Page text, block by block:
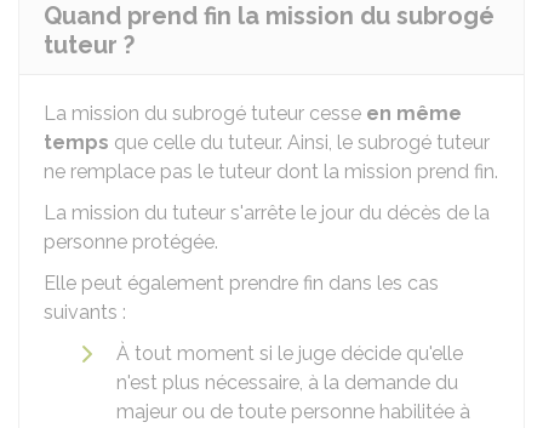
Quand prend fin la mission du subrogé
tuteur ?
La mission du subrogé tuteur cesse en même
temps que celle du tuteur. Ainsi, le subrogé tuteur
ne remplace pas le tuteur dont la mission prend fin.
La mission du tuteur s'arrête le jour du décès de la
personne protégée.
Elle peut également prendre fin dans les cas
suivants :
À tout moment si le juge décide qu'elle
n'est plus nécessaire, à la demande du
majeur ou de toute personne habilitée à